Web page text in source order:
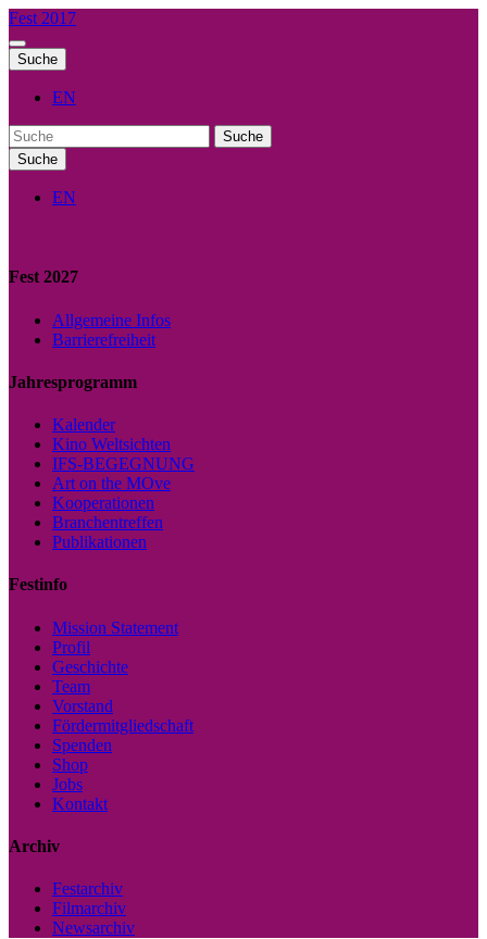
Fest 2017
Suche
EN
Suche
Suche
EN
Fest 2027
Allgemeine Infos
Barrierefreiheit
Jahresprogramm
Kalender
Kino Weltsichten
IFS-BEGEGNUNG
Art on the MOve
Kooperationen
Branchentreffen
Publikationen
Festinfo
Mission Statement
Profil
Geschichte
Team
Vorstand
Fördermitgliedschaft
Spenden
Shop
Jobs
Kontakt
Archiv
Festarchiv
Filmarchiv
Newsarchiv